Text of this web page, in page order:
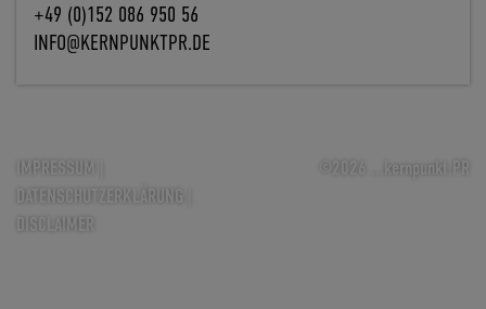
+49 (0)152 086 950 56
INFO@KERNPUNKTPR.DE
IMPRESSUM
DATENSCHUTZERKLÄRUNG
DISCLAIMER
©2026 ...kernpunkt.PR